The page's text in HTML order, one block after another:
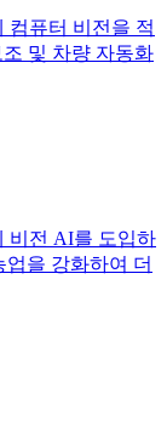
컴퓨터 비전을 적
및 차량 자동화
비전 AI를 도입하
을 강화하여 더